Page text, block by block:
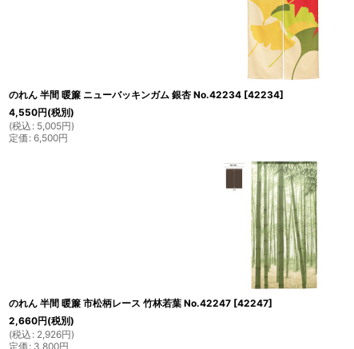
のれん 半間 暖簾 ニューバッキンガム 銀杏 No.42234 [42234]
4,550円(税別)
(税込 : 5,005円)
定価 : 6,500円
のれん 半間 暖簾 市松柄レース 竹林若葉 No.42247 [42247]
2,660円(税別)
(税込 : 2,926円)
定価 : 3,800円